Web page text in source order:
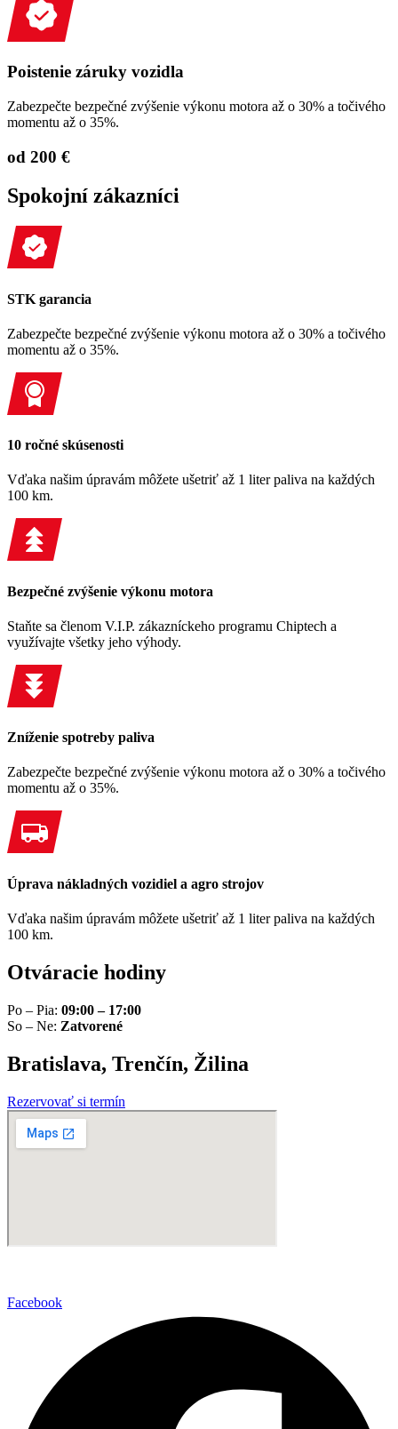
Poistenie záruky vozidla
Zabezpečte bezpečné zvýšenie výkonu motora až o 30% a točivého
momentu až o 35%.
od 200 €
Spokojní zákazníci
STK garancia
Zabezpečte bezpečné zvýšenie výkonu motora až o 30% a točivého
momentu až o 35%.
10 ročné skúsenosti
Vďaka našim úpravám môžete ušetriť až 1 liter paliva na každých
100 km.
Bezpečné zvýšenie výkonu motora
Staňte sa členom V.I.P. zákazníckeho programu Chiptech a
využívajte všetky jeho výhody.
Zníženie spotreby paliva
Zabezpečte bezpečné zvýšenie výkonu motora až o 30% a točivého
momentu až o 35%.
Úprava nákladných vozidiel a agro strojov
Vďaka našim úpravám môžete ušetriť až 1 liter paliva na každých
100 km.
Otváracie hodiny
Po – Pia: 09:00 – 17:00
So – Ne: Zatvorené
Bratislava, Trenčín, Žilina
Rezervovať si termín
Facebook